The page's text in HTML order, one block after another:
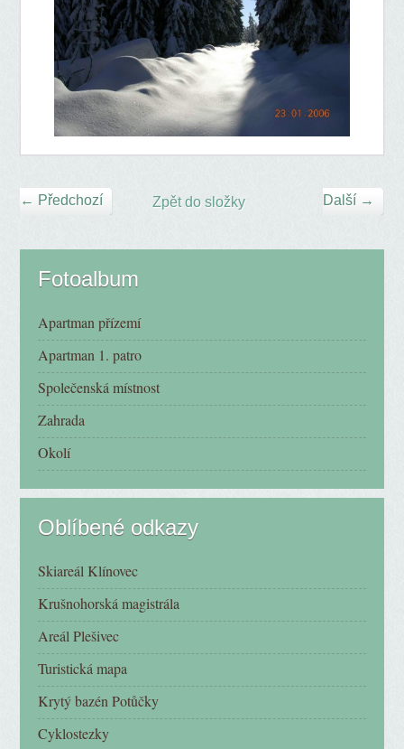
← Předchozí Další →
Zpět do složky
Fotoalbum
Apartman přízemí
Apartman 1. patro
Společenská místnost
Zahrada
Okolí
Oblíbené odkazy
Skiareál Klínovec
Krušnohorská magistrála
Areál Plešivec
Turistická mapa
Krytý bazén Potůčky
Cyklostezky